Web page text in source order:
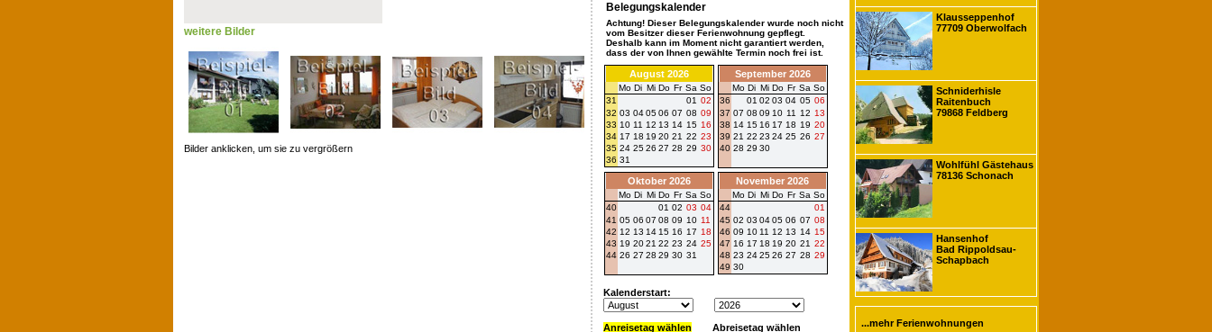
Belegungskalender
Achtung! Dieser Belegungskalender wurde noch nicht
vom Besitzer dieser Ferienwohnung gepflegt.
Deshalb kann im Moment nicht garantiert werden,
dass der von Ihnen gewählte Termin noch frei ist.
August 2026
Mo Di Mi Do Fr Sa So
31
01 02
32 03 04 05 06 07 08 09
33 10 11 12 13 14 15 16
34 17 18 19 20 21 22 23
35 24 25 26 27 28 29 30
36 31
September 2026
Mo Di Mi Do Fr Sa So
36
01 02 03 04 05 06
37 07 08 09 10 11 12 13
38 14 15 16 17 18 19 20
39 21 22 23 24 25 26 27
40 28 29 30
Oktober 2026
Mo Di Mi Do Fr Sa So
40
01 02 03 04
41 05 06 07 08 09 10 11
42 12 13 14 15 16 17 18
43 19 20 21 22 23 24 25
44 26 27 28 29 30 31
November 2026
Mo Di Mi Do Fr Sa So
44
01
45 02 03 04 05 06 07 08
46 09 10 11 12 13 14 15
47 16 17 18 19 20 21 22
48 23 24 25 26 27 28 29
49 30
Kalenderstart:
Anreisetag wählen Abreisetag wählen
weitere Bilder
Bilder anklicken, um sie zu vergrößern
Klausseppenhof
77709 Oberwolfach
Schniderhisle
Raitenbuch
79868 Feldberg
Wohlfühl Gästehaus
78136 Schonach
Hansenhof
Bad Rippoldsau-
Schapbach
...mehr Ferienwohnungen